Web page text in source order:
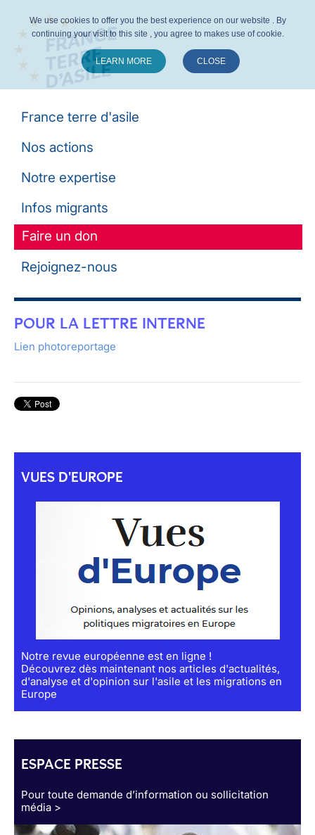
France terre d'asile
Nos actions
Notre expertise
Infos migrants
Faire un don
Rejoignez-nous
POUR LA LETTRE INTERNE
Lien photoreportage
VUES D'EUROPE
Notre revue européenne est en ligne !
Découvrez dès maintenant nos articles d'actualités,
d'analyse et d'opinion sur l'asile et les migrations en
Europe
ESPACE PRESSE
Pour toute demande d’information ou sollicitation
média >
We use cookies to offer you the best experience on our website . By
continuing your visit to this site , you agree to makes use of cookie.
LEARN MORE CLOSE